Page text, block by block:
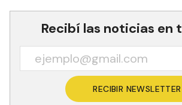
Recibí las noticias en
RECIBIR NEWSLETTER